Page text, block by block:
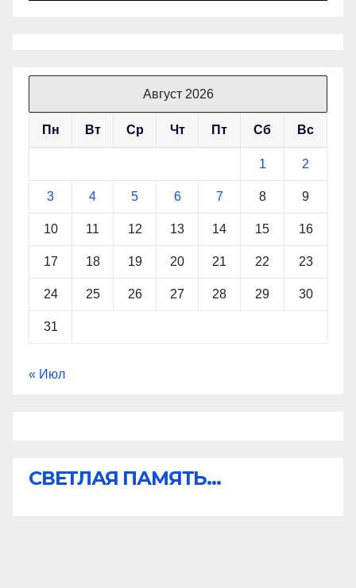
Август 2026
Пн Вт Ср Чт Пт Сб Вс
1 2
3 4 5 6 7 8 9
10 11 12 13 14 15 16
17 18 19 20 21 22 23
24 25 26 27 28 29 30
31
« Июл
СВЕТЛАЯ ПАМЯТЬ...